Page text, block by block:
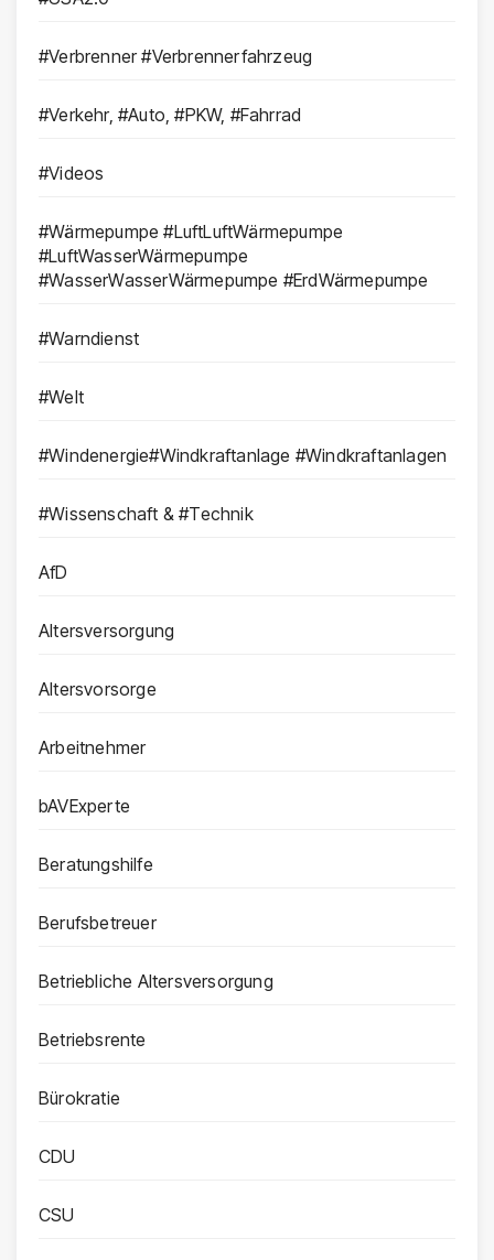
#Verbrenner #Verbrennerfahrzeug
#Verkehr, #Auto, #PKW, #Fahrrad
#Videos
#Wärmepumpe #LuftLuftWärmepumpe
#LuftWasserWärmepumpe
#WasserWasserWärmepumpe #ErdWärmepumpe
#Warndienst
#Welt
#Windenergie#Windkraftanlage #Windkraftanlagen
#Wissenschaft & #Technik
AfD
Altersversorgung
Altersvorsorge
Arbeitnehmer
bAVExperte
Beratungshilfe
Berufsbetreuer
Betriebliche Altersversorgung
Betriebsrente
Bürokratie
CDU
CSU